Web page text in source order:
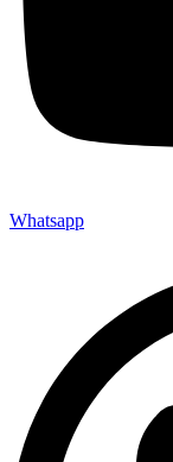
Whatsapp